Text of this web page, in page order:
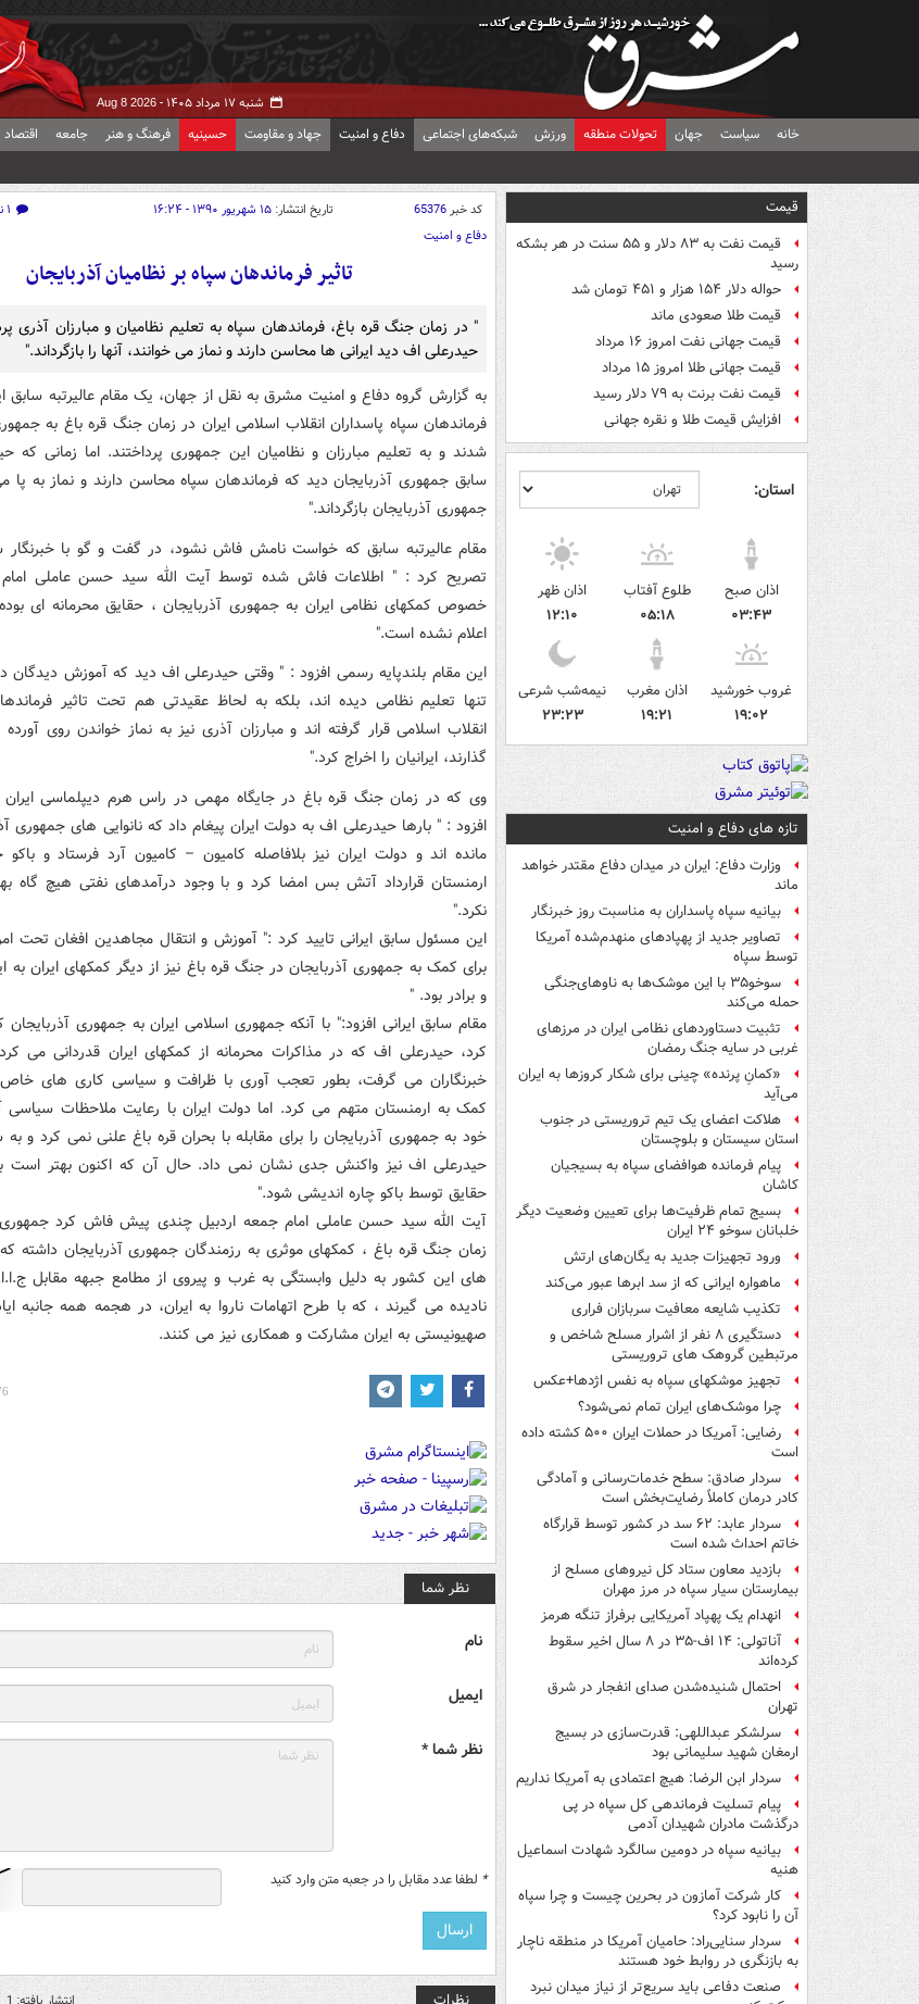
شنبه ۱۷ مرداد ۱۴۰۵ - Aug 8 2026
خانه سیاست جهان تحولات منطقه ورزش شبکه‌های اجتماعی دفاع و امنیت جهاد و مقاومت حسینیه فرهنگ و هنر جامعه اقتصاد
قیمت
قیمت نفت به ۸۳ دلار و ۵۵ سنت در هر بشکه
رسید
حواله دلار ۱۵۴ هزار و ۴۵۱ تومان شد
قیمت طلا صعودی ماند
قیمت جهانی نفت امروز ۱۶ مرداد
قیمت جهانی طلا امروز ۱۵ مرداد
قیمت نفت برنت به ۷۹ دلار رسید
افزایش قیمت طلا و نقره جهانی
استان:
اذان صبح
۰۳:۴۳
طلوع آفتاب
۰۵:۱۸
اذان ظهر
۱۲:۱۰
غروب خورشید
۱۹:۰۲
اذان مغرب
۱۹:۲۱
نیمه‌شب شرعی
۲۳:۲۳
تازه های دفاع و امنیت
وزارت دفاع: ایران در میدان دفاع مقتدر خواهد
ماند
بیانیه سپاه پاسداران به مناسبت روز خبرنگار
تصاویر جدید از پهپادهای منهدم‌شده آمریکا
توسط سپاه
سوخو۳۵ با این موشک‌ها به ناوهای‌جنگی
حمله می‌کند
تثبیت دستاوردهای نظامی ایران در مرزهای
غربی در سایه جنگ رمضان
«کمانِ پرنده» چینی برای شکار کروزها به ایران
می‌آید
هلاکت اعضای یک تیم تروریستی در جنوب
استان سیستان و بلوچستان
پیام فرمانده هوافضای سپاه به بسیجیان
کاشان
بسیج تمام ظرفیت‌ها برای تعیین وضعیت دیگر
خلبانان سوخو ۲۴ ایران
ورود تجهیزات جدید به یگان‌های ارتش
ماهواره ایرانی که از سد ابرها عبور می‌کند
تکذیب شایعه معافیت سربازان فراری
دستگیری ۸ نفر از اشرار مسلح شاخص و
مرتبطین گروهک های تروریستی
تجهیز موشکهای سپاه به نفس اژدها+عکس
چرا موشک‌های ایران تمام نمی‌شود؟
رضایی: آمریکا در حملات ایران ۵۰۰ کشته داده
است
سردار صادق: سطح خدمات‌رسانی و آمادگی
کادر درمان کاملاً رضایت‌بخش است
سردار عابد: ۶۲ سد در کشور توسط قرارگاه
خاتم احداث شده است
بازدید معاون ستاد کل نیروهای مسلح از
بیمارستان سیار سپاه در مرز مهران
انهدام یک پهپاد آمریکایی برفراز تنگه هرمز
آناتولی: ۱۴ اف-۳۵ در ۸ سال اخیر سقوط
کرده‌اند
احتمال شنیده‌شدن صدای انفجار در شرق
تهران
سرلشکر عبداللهی: قدرت‌سازی در بسیج
ارمغان شهید سلیمانی بود
سردار ابن الرضا: هیچ اعتمادی به آمریکا نداریم
پیام تسلیت فرماندهی کل سپاه در پی
درگذشت مادران شهیدان آدمی
بیانیه سپاه در دومین سالگرد شهادت اسماعیل
هنیه
کار شرکت آمازون در بحرین چیست و چرا سپاه
آن را نابود کرد؟
سردار سنایی‌راد: حامیان آمریکا در منطقه ناچار
به بازنگری در روابط خود هستند
صنعت دفاعی باید سریع‌تر از نیاز میدان نبرد
کد خبر65376 تاریخ انتشار: ۱۵ شهریور ۱۳۹۰ - ۱۶:۲۴ ۱ نظر
دفاع و امنیت
تاثیر فرماندهان سپاه بر نظامیان آذربایجان
" در زمان جنگ قره باغ، فرماندهان سپاه به تعلیم نظامیان و مبارزان آذری
حیدرعلی اف دید ایرانی ها محاسن دارند و نماز می خوانند، آنها را بازگرداند."
به گزارش گروه دفاع و امنیت مشرق به نقل از جهان، یک مقام عالیرتبه سابق
فرماندهان سپاه پاسداران انقلاب اسلامی ایران در زمان جنگ قره باغ به
شدند و به تعلیم مبارزان و نظامیان این جمهوری پرداختند. اما زمانی
سابق جمهوری آذربایجان دید که فرماندهان سپاه محاسن دارند و نماز به پا می
جمهوری آذربایجان بازگرداند."
مقام عالیرتبه سابق که خواست نامش فاش نشود، در گفت و گو با
تصریح کرد : " اطلاعات فاش شده توسط آیت الله سید حسن عاملی امام
خصوص کمکهای نظامی ایران به جمهوری آذربایجان ، حقایق محرمانه ای
اعلام نشده است."
این مقام بلندپایه رسمی افزود : " وقتی حیدرعلی اف دید که آموزش دیدگان
تنها تعلیم نظامی دیده اند، بلکه به لحاظ عقیدتی هم تحت تاثیر
انقلاب اسلامی قرار گرفته اند و مبارزان آذری نیز به نماز خواندن روی
گذارند، ایرانیان را اخراج کرد."
وی که در زمان جنگ قره باغ در جایگاه مهمی در راس هرم دیپلماسی ایران
افزود : " بارها حیدرعلی اف به دولت ایران پیغام داد که نانوایی های جمهوری
مانده اند و دولت ایران نیز بلافاصله کامیون – کامیون آرد فرستاد و
ارمنستان قرارداد آتش بس امضا کرد و با وجود درآمدهای نفتی هیچ گاه
نکرد."
این مسئول سابق ایرانی تایید کرد :" آموزش و انتقال مجاهدین افغان تحت
برای کمک به جمهوری آذربایجان در جنگ قره باغ نیز از دیگر کمکهای ایران
و برادر بود. "
مقام سابق ایرانی افزود:" با آنکه جمهوری اسلامی ایران به جمهوری
کرد، حیدرعلی اف که در مذاکرات محرمانه از کمکهای ایران قدردانی می
خبرنگاران می گرفت، بطور تعجب آوری با ظرافت و سیاسی کاری های خاص
کمک به ارمنستان متهم می کرد. اما دولت ایران با رعایت ملاحظات سیاسی
خود به جمهوری آذربایجان را برای مقابله با بحران قره باغ علنی نمی کرد و
حیدرعلی اف نیز واکنش جدی نشان نمی داد. حال آن که اکنون بهتر است
حقایق توسط باکو چاره اندیشی شود."
آیت الله سید حسن عاملی امام جمعه اردبیل چندی پیش فاش کرد جمهوری
زمان جنگ قره باغ ، کمکهای موثری به رزمندگان جمهوری آذربایجان داشته
های این کشور به دلیل وابستگی به غرب و پیروی از مطامع جبهه مقابل ج.ا.ا.
نادیده می گیرند ، که با طرح اتهامات ناروا به ایران، در هجمه همه جانبه
صهیونیستی به ایران مشارکت و همکاری نیز می کنند.
نظر شما
نام
ایمیل
نظر شما *
* لطفا عدد مقابل را در جعبه متن وارد کنید